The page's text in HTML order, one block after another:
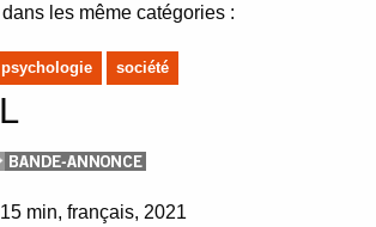
les même catégories :
psychologie société
15 min français 2021